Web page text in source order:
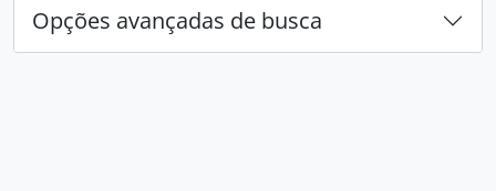
Opções avançadas de busca